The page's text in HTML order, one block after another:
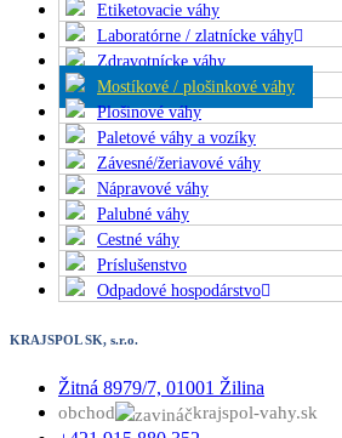
Etiketovacie váhy
Laboratórne / zlatnícke váhy
Zdravotnícke váhy
Mostíkové / plošinkové váhy
Plošinové váhy
Paletové váhy a vozíky
Závesné/žeriavové váhy
Nápravové váhy
Palubné váhy
Cestné váhy
Príslušenstvo
Odpadové hospodárstvo
KRAJSPOL SK, s.r.o.
Žitná 8979/7, 01001 Žilina
obchod krajspol-vahy.sk